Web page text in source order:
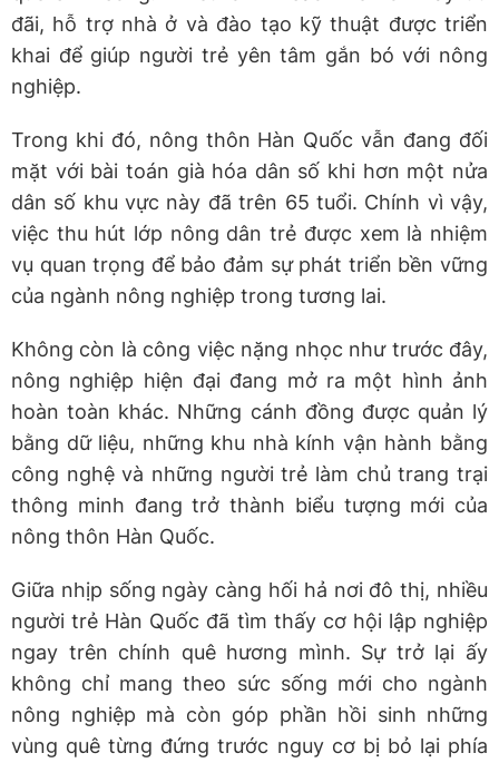
đãi, hỗ trợ nhà ở và đào tạo kỹ thuật được triển
khai để giúp người trẻ yên tâm gắn bó với nông
nghiệp.
Trong khi đó, nông thôn Hàn Quốc vẫn đang đối
mặt với bài toán già hóa dân số khi hơn một nửa
dân số khu vực này đã trên 65 tuổi. Chính vì vậy,
việc thu hút lớp nông dân trẻ được xem là nhiệm
vụ quan trọng để bảo đảm sự phát triển bền vững
của ngành nông nghiệp trong tương lai.
Không còn là công việc nặng nhọc như trước đây,
nông nghiệp hiện đại đang mở ra một hình ảnh
hoàn toàn khác. Những cánh đồng được quản lý
bằng dữ liệu, những khu nhà kính vận hành bằng
công nghệ và những người trẻ làm chủ trang trại
thông minh đang trở thành biểu tượng mới của
nông thôn Hàn Quốc.
Giữa nhịp sống ngày càng hối hả nơi đô thị, nhiều
người trẻ Hàn Quốc đã tìm thấy cơ hội lập nghiệp
ngay trên chính quê hương mình. Sự trở lại ấy
không chỉ mang theo sức sống mới cho ngành
nông nghiệp mà còn góp phần hồi sinh những
vùng quê từng đứng trước nguy cơ bị bỏ lại phía